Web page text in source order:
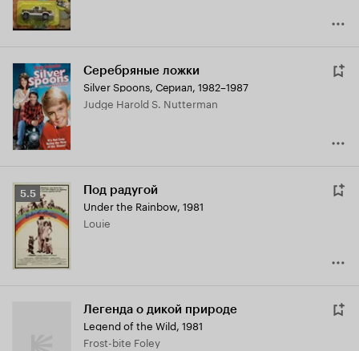
Серебряные ложки
Silver Spoons, Сериал, 1982–1987
Judge Harold S. Nutterman
Рейтинг
Кинопоиска
5.5
5.5 Под радугой
Under the Rainbow, 1981
Louie
Легенда о дикой природе
Legend of the Wild, 1981
Frost-bite Foley